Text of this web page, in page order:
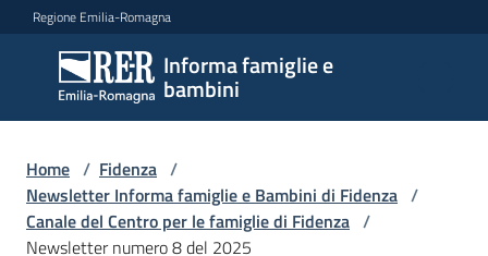
Vai al contenuto
Vai alla navigazione
Vai al footer
Regione Emilia-Romagna
Informa famiglie e
bambini
Informa
famiglie
e
bambini
Home / Fidenza /
Newsletter Informa famiglie e Bambini di Fidenza /
Canale del Centro per le famiglie di Fidenza /
Newsletter numero 8 del 2025